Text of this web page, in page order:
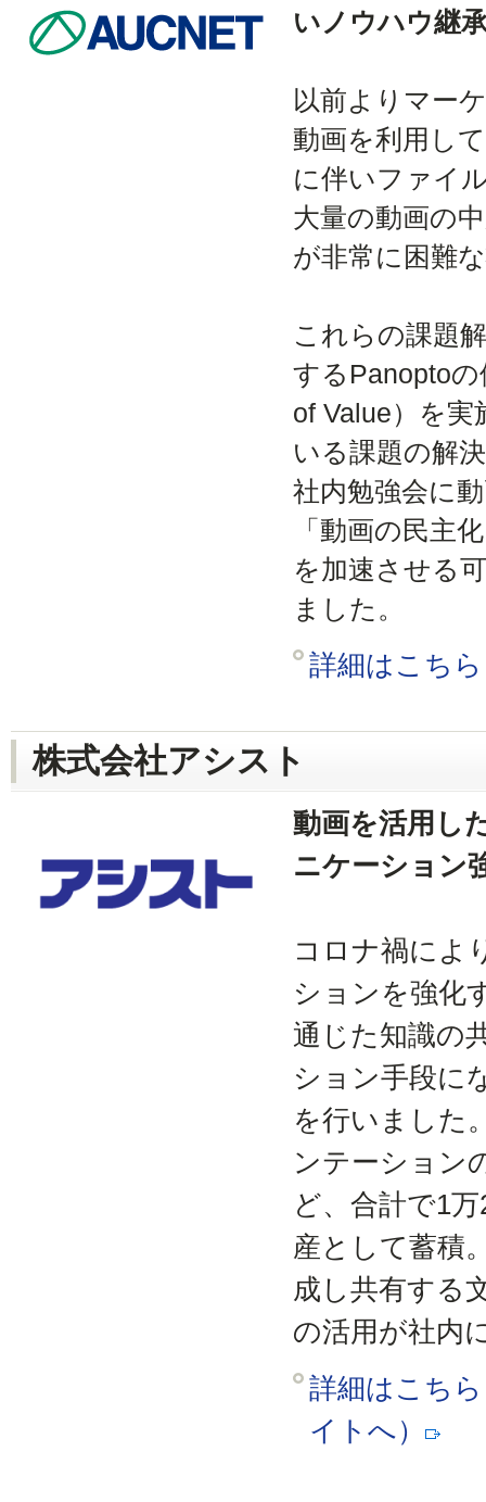
いノウハウ継
以前よりマー
動画を利用し
に伴いファイ
大量の動画の
が非常に困難
これらの課題
するPanopto
of Value）を
いる課題の解
社内勉強会に
「動画の民主
を加速させる
ました。
詳細はこち
株式会社アシスト
動画を活用し
ニケーション
コロナ禍によ
ションを強化
通じた知識の
ション手段に
を行いました
ンテーション
ど、合計で1
産として蓄積
成し共有する
の活用が社内
詳細はこち
イトへ）